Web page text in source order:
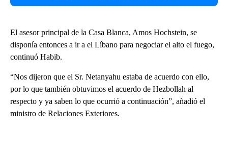
El asesor principal de la Casa Blanca, Amos Hochstein, se
disponía entonces a ir a el Líbano para negociar el alto el fuego,
continuó Habib.
“Nos dijeron que el Sr. Netanyahu estaba de acuerdo con ello,
por lo que también obtuvimos el acuerdo de Hezbollah al
respecto y ya saben lo que ocurrió a continuación”, añadió el
ministro de Relaciones Exteriores.